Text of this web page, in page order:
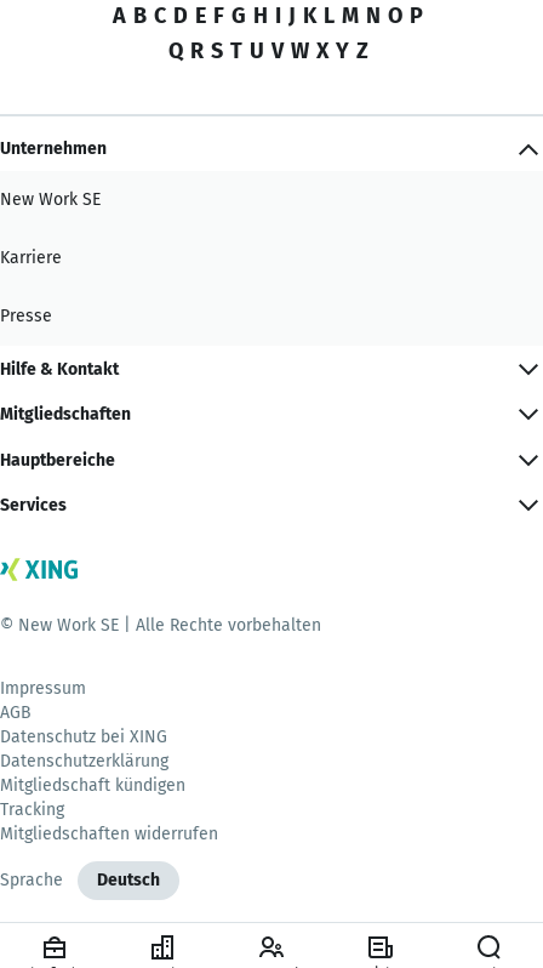
A B C D E F G H I J K L M N O P
Q R S T U V W X Y Z
Unternehmen
New Work SE
Karriere
Presse
Hilfe & Kontakt
Mitgliedschaften
Hauptbereiche
Services
© New Work SE | Alle Rechte vorbehalten
Impressum
AGB
Datenschutz bei XING
Datenschutzerklärung
Mitgliedschaft kündigen
Tracking
Mitgliedschaften widerrufen
Sprache Deutsch